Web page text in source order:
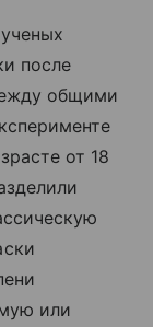
после
общими
от 18
или